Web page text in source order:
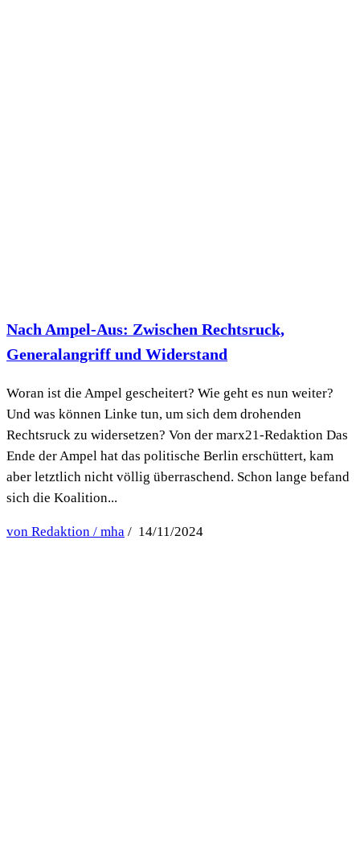
Nach Ampel-Aus: Zwischen Rechtsruck,
Generalangriff und Widerstand
Woran ist die Ampel gescheitert? Wie geht es nun weiter?
Und was können Linke tun, um sich dem drohenden
Rechtsruck zu widersetzen? Von der marx21-Redaktion Das
Ende der Ampel hat das politische Berlin erschüttert, kam
aber letztlich nicht völlig überraschend. Schon lange befand
sich die Koalition...
von Redaktion / mha / 14/11/2024